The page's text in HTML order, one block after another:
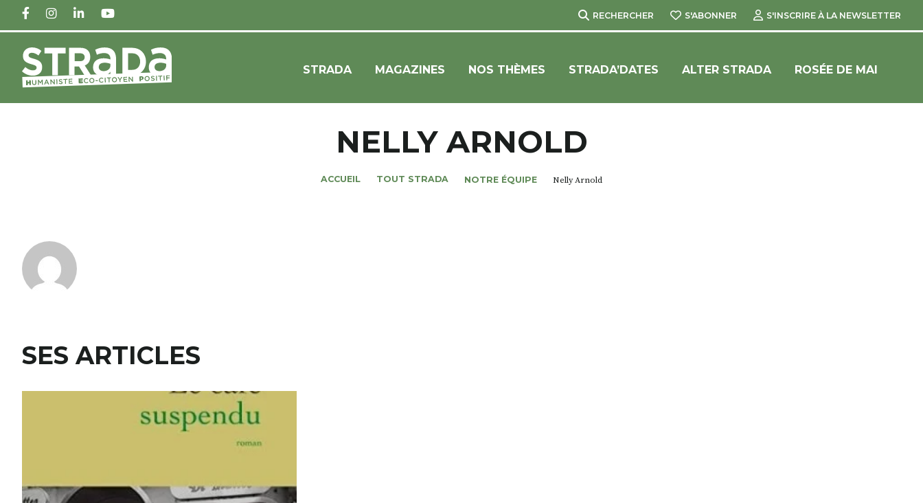
FACEBOOKINSTAGRAM
LINKEDINYOUTUBE RECHERCHER S'ABONNER S'INSCRIRE À LA NEWSLETTER
STRADA MAGAZINES NOS THÈMES STRADA’DATES ALTER STRADA ROSÉE DE MAI
NELLY ARNOLD
ACCUEIL TOUT STRADA NOTRE ÉQUIPE Nelly Arnold
SES ARTICLES